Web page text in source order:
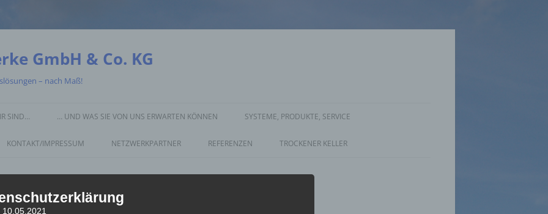
GmbH & Co. KG
– nach Maß!
SIND… … UND WAS SIE VON UNS ERWARTEN KÖNNEN SYSTEME, PRODUKTE, SERVICE
KONTAKT/IMPRESSUM NETZWERKPARTNER REFERENZEN TROCKENER KELLER